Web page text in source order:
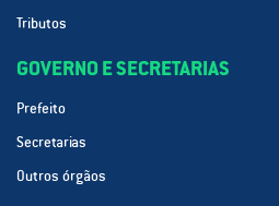
Tributos
GOVERNO E SECRETARIAS
Prefeito
Secretarias
Outros órgãos